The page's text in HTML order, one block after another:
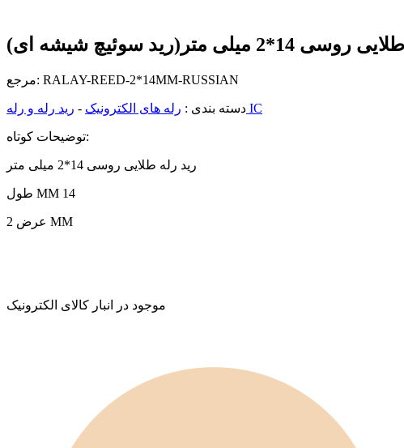
مرجع: RALAY-REED-2*14MM-RUSSIAN
دسته بندی : رله های الکترونیک - رید رله و رله IC
توضیحات کوتاه:
رید رله طلایی روسی 14*2 میلی متر
طول MM 14
عرض 2 MM
موجود در انبار کالای الکترونیک